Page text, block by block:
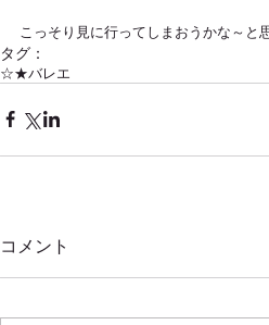
こっそり見に行ってしまおうかな～と
タグ：
☆★バレエ
コメント